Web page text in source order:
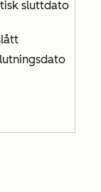
sluttdato